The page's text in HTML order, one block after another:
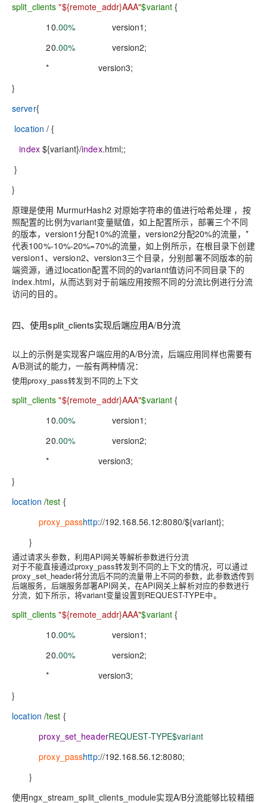
split_clients"${remote_addr}AAA"$variant{
10.00% version1;
20.00% version2;
* version3;
}
server{
location / {
index${variant}/index.html;;
}
}
原理是使用 MurmurHash2 对原始字符串的值进行哈希处理 ，按
照配置的比例为variant变量赋值，如上配置所示，部署三个不同
的版本，version1分配10%的流量，version2分配20%的流量，*
代表100%-10%-20%=70%的流量，如上例所示，在根目录下创建
version1、version2、version3三个目录，分别部署不同版本的前
端资源，通过location配置不同的的variant值访问不同目录下的
index.html，从而达到对于前端应用按照不同的分流比例进行分流
访问的目的。
四、使用split_clients实现后端应用A/B分流
以上的示例是实现客户端应用的A/B分流，后端应用同样也需要有
A/B测试的能力，一般有两种情况：
使用proxy_pass转发到不同的上下文
split_clients"${remote_addr}AAA"$variant{
10.00% version1;
20.00% version2;
* version3;
}
location /test {
proxy_passhttp://192.168.56.12:8080/${variant};
}
通过请求头参数，利用API网关等解析参数进行分流
对于不能直接通过proxy_pass转发到不同的上下文的情况，可以通过
proxy_set_header将分流后不同的流量带上不同的参数，此参数透传到
后端服务，后端服务部署API网关，在API网关上解析对应的参数进行
分流，如下所示，将variant变量设置到REQUEST-TYPE中。
split_clients"${remote_addr}AAA"$variant{
10.00% version1;
20.00% version2;
* version3;
}
location /test {
proxy_set_headerREQUEST-TYPE$variant
proxy_passhttp://192.168.56.12:8080;
}
使用ngx_stream_split_clients_module实现A/B分流能够比较精细